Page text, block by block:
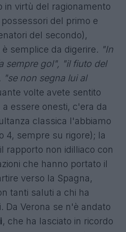
in virtù del ragionamento
del primo e
del secondo),
è semplice da digerire. "In
sempre gol", "il fiuto del
"se non segna lui al
volte avete sentito
essere onesti, c'era da
classica l'abbiamo
4, sempre su rigore); la
rapporto non idilliaco con
che hanno portato il
verso la Spagna,
tanti saluti a chi ha
Da Verona se n'è andato
, che ha lasciato in ricordo